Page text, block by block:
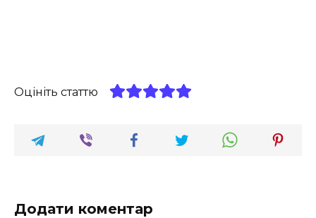
Оцініть статтю
Додати коментар